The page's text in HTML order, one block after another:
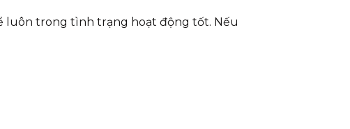
luôn trong tình trạng hoạt động tốt. Nếu